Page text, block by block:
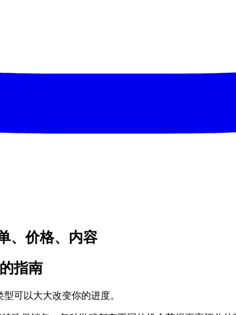
、价格、内容
指南
可以大大改变你的进度。